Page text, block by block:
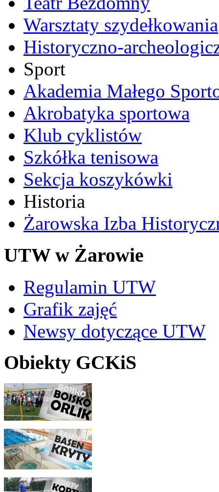
Warsztaty szydełkowania
Historyczno-
Sport
Akademia Małego
Akrobatyka sportowa
Klub cyklistów
Szkółka tenisowa
Sekcja koszykówki
Historia
Żarowska Izba
UTW w Żarowie
Regulamin UTW
Grafik zajęć
Newsy dotyczące UTW
Obiekty GCKiS